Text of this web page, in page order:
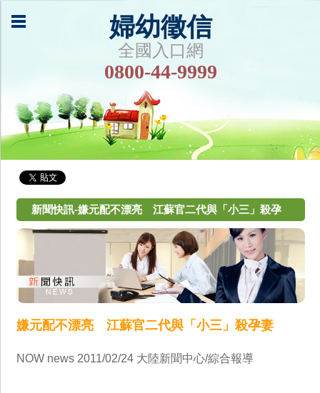
婦幼徵信
全國入口網
0800-44-9999
新聞快訊-嫌元配不漂亮 江蘇官二代與「小三」殺孕
妻
嫌元配不漂亮 江蘇官二代與「小三」殺孕妻
NOW news 2011/02/24 大陸新聞中心/綜合報導